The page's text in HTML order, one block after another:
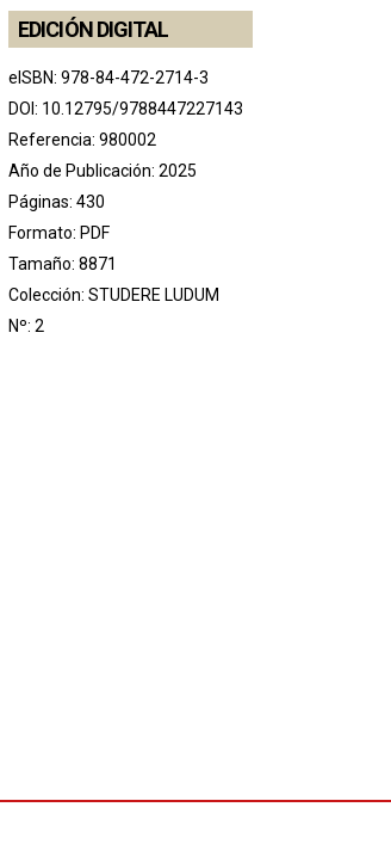
EDICIÓN DIGITAL
eISBN: 978-84-472-2714-3
DOI: 10.12795/9788447227143
Referencia: 980002
Año de Publicación: 2025
Páginas: 430
Formato: PDF
Tamaño: 8871
Colección: STUDERE LUDUM
Nº: 2